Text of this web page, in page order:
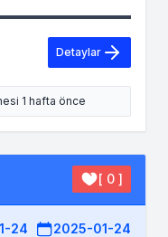
Detaylar
1 hafta önce
[ 0 ]
24 2025-01-24